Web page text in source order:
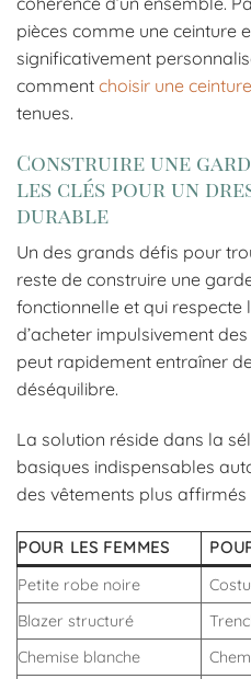
pièces comme une ceinture
significativement
comment choisir une
tenues.
Construire une
les clés pour un
durable
Un des grands défis pour
reste de construire une
fonctionnelle et qui
d’acheter impulsivement
peut rapidement entraîner
déséquilibre.
La solution réside dans la
basiques indispensables
des vêtements plus affirmés
POUR LES FEMMES
Petite robe noire
Blazer structuré
Chemise blanche